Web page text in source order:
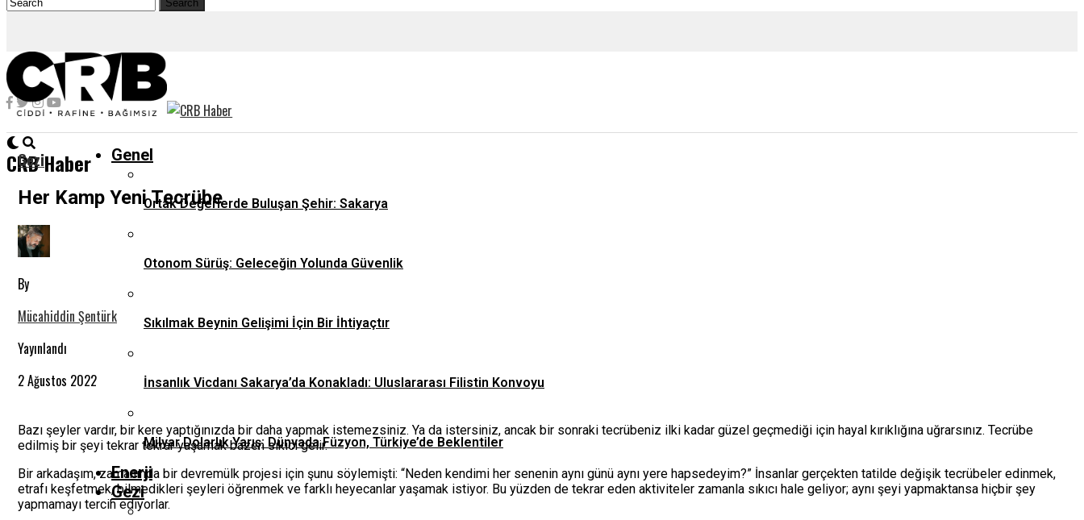
CRB Haber Genel
Ortak Değerlerde Buluşan Şehir: Sakarya
Otonom Sürüş: Geleceğin Yolunda Güvenlik
Sıkılmak Beynin Gelişimi İçin Bir İhtiyaçtır
İnsanlık Vicdanı Sakarya’da Konakladı: Uluslararası Filistin Konvoyu
Milyar Dolarlık Yarış: Dünyada Füzyon, Türkiye’de Beklentiler
Enerji
Gezi
Gezi
Her Kamp Yeni Tecrübe
By
Mücahiddin Şentürk
Yayınlandı
2 Ağustos 2022
Bazı şeyler vardır, bir kere yaptığınızda bir daha yapmak istemezsiniz. Ya da istersiniz, ancak bir sonraki tecrübeniz ilki kadar güzel geçmediği için hayal kırıklığına uğrarsınız. Tecrübe
edilmiş bir şeyi tekrar tekrar yaşamak bazen sıkıcı gelir.
Bir arkadaşım, zamanında bir devremülk projesi için şunu söylemişti: “Neden kendimi her senenin aynı günü aynı yere hapsedeyim?” İnsanlar gerçekten tatilde değişik tecrübeler edinmek,
etrafı keşfetmek, bilmedikleri şeyleri öğrenmek ve farklı heyecanlar yaşamak istiyor. Bu yüzden de tekrar eden aktiviteler zamanla sıkıcı hale geliyor; aynı şeyi yapmaktansa hiçbir şey
yapmamayı tercih ediyorlar.